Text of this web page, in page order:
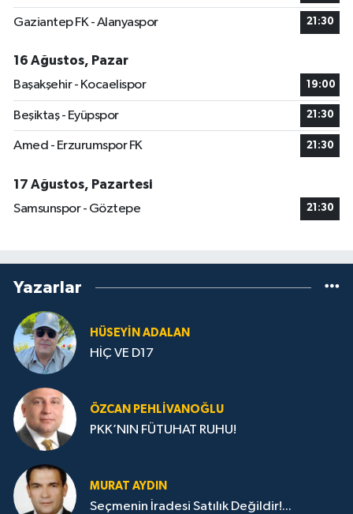
Gaziantep FK - Alanyaspor 21:30
16 Ağustos, Pazar
Başakşehir - Kocaelispor
19:00
Beşiktaş - Eyüpspor 21:30
Amed - Erzurumspor FK 21:30
17 Ağustos, Pazartesi
Samsunspor - Göztepe
21:30
Yazarlar
HÜSEYIN ADALAN
HİÇ VE D17
ÖZCAN PEHLIVANOĞLU
PKK’NIN FÜTUHAT RUHU!
MURAT AYDIN
Seçmenin İradesi Satılık Değildir!...